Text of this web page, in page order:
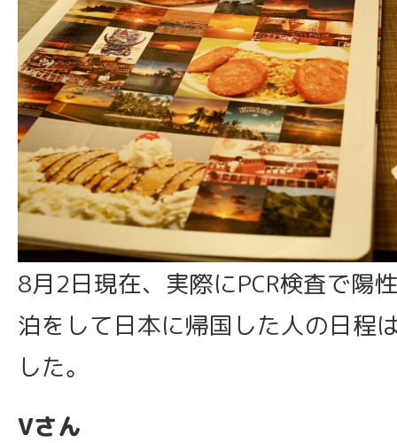
8月2日現在、実際にPCR検査で陽
泊をして日本に帰国した人の日程
した。
Vさん